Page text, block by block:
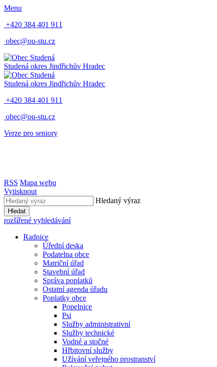
Menu
+420 384 401 911
obec@ou-stu.cz
Studená okres Jindřichův Hradec
Studená okres Jindřichův Hradec
+420 384 401 911
obec@ou-stu.cz
Verze pro seniory
RSS Mapa webu
Vytisknout
Hledaný výraz
Hledat
rozšířené vyhledávání
Radnice
Úřední deska
Podatelna obce
Matriční úřad
Stavební úřad
Správa poplatků
Ostatní agenda úřadu
Poplatky obce
Popelnice
Psi
Služby administrativní
Služby technické
Vodné a stočné
Hřbitovní služby
Užívání veřejného prostranství